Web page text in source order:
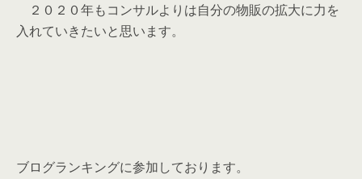
２０２０年もコンサルよりは自分の物販の拡大に力を
入れていきたいと思います。
ブログランキングに参加しております。